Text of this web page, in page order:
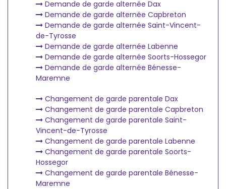
Demande de garde alternée Dax
Demande de garde alternée Capbreton
Demande de garde alternée Saint-Vincent-
de-Tyrosse
Demande de garde alternée Labenne
Demande de garde alternée Soorts-Hossegor
Demande de garde alternée Bénesse-
Maremne
Changement de garde parentale Dax
Changement de garde parentale Capbreton
Changement de garde parentale Saint-
Vincent-de-Tyrosse
Changement de garde parentale Labenne
Changement de garde parentale Soorts-
Hossegor
Changement de garde parentale Bénesse-
Maremne